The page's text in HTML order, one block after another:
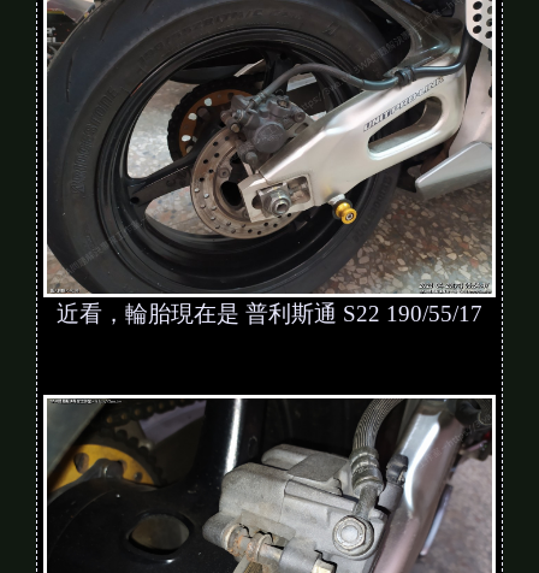
近看，輪胎現在是 普利斯通 S22 190/55/17